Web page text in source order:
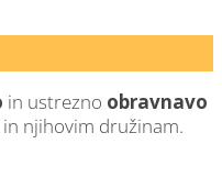
in ustrezno obravnavo
in njihovim družinam.